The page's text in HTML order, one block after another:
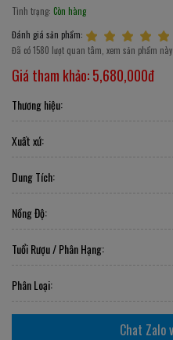
Tình trạng: Còn hàng
Đánh giá sản phẩm:
Đã có 1580 lượt quan tâm, xem sản phẩm này
Giá tham khảo:5,680,000đ
Thương hiệu:
Xuất xứ:
Dung Tích:
Nồng Độ:
Tuổi Rượu / Phân Hạng:
Phân Loại:
Chat Zalo